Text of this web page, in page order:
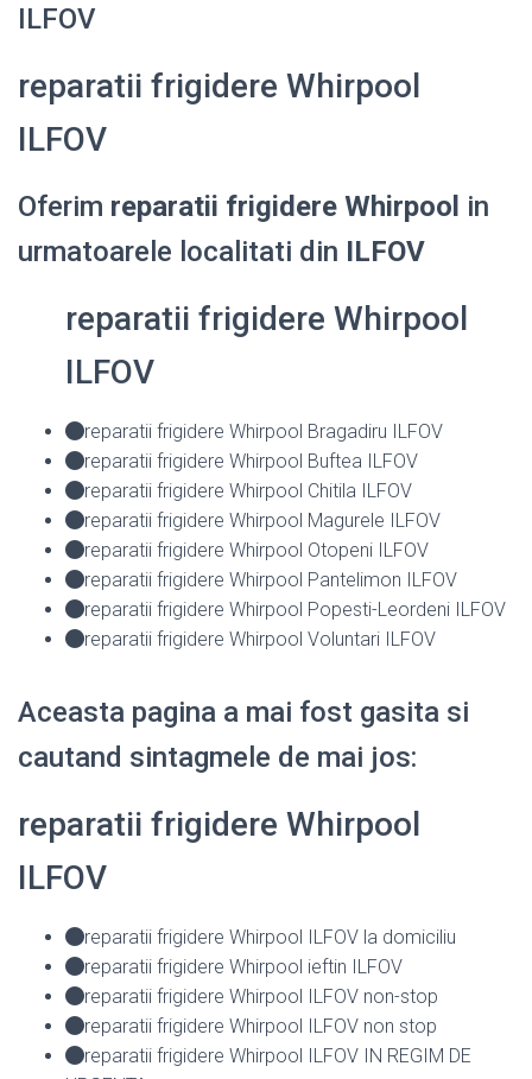
ILFOV
reparatii frigidere Whirpool
ILFOV
Oferim reparatii frigidere Whirpool in
urmatoarele localitati din ILFOV
reparatii frigidere Whirpool
ILFOV
reparatii frigidere Whirpool Bragadiru ILFOV
reparatii frigidere Whirpool Buftea ILFOV
reparatii frigidere Whirpool Chitila ILFOV
reparatii frigidere Whirpool Magurele ILFOV
reparatii frigidere Whirpool Otopeni ILFOV
reparatii frigidere Whirpool Pantelimon ILFOV
reparatii frigidere Whirpool Popesti-Leordeni ILFOV
reparatii frigidere Whirpool Voluntari ILFOV
Aceasta pagina a mai fost gasita si
cautand sintagmele de mai jos:
reparatii frigidere Whirpool
ILFOV
reparatii frigidere Whirpool ILFOV la domiciliu
reparatii frigidere Whirpool ieftin ILFOV
reparatii frigidere Whirpool ILFOV non-stop
reparatii frigidere Whirpool ILFOV non stop
reparatii frigidere Whirpool ILFOV IN REGIM DE